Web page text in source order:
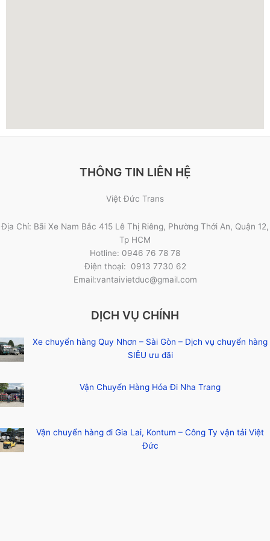
THÔNG TIN LIÊN HỆ
Việt Đức Trans
Địa Chỉ: Bãi Xe Nam Bắc 415 Lê Thị Riêng, Phường Thới An, Quận 12,
Tp HCM
Hotline: 0946 76 78 78
Điện thoại: 0913 7730 62
Email:vantaivietduc@gmail.com
DỊCH VỤ CHÍNH
Xe chuyển hàng Quy Nhơn – Sài Gòn – Dịch vụ chuyển hàng
SIÊU ưu đãi
Vận Chuyển Hàng Hóa Đi Nha Trang
Vận chuyển hàng đi Gia Lai, Kontum – Công Ty vận tải Việt
Đức